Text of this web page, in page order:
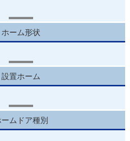
ホーム形状
設置ホーム
ームドア種別